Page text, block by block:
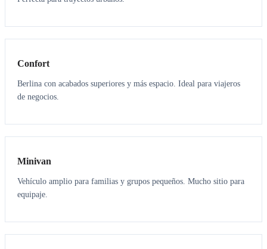
3 3
Confort
Berlina con acabados superiores y más espacio. Ideal para viajeros
de negocios.
6 5
Minivan
Vehículo amplio para familias y grupos pequeños. Mucho sitio para
equipaje.
7 7